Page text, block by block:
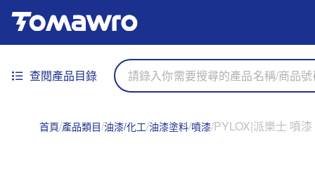
查閱產品目錄
首頁 產品類目 油漆/化工 油漆塗料 噴漆 PYLOX|派樂士 噴